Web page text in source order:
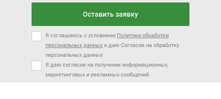
Оставить заявку
Я соглашаюсь с условиями Политики обработки
персональных данных и даю Согласие на обработку
персональных данных
Я даю согласие на получение информационных,
маркетинговых и рекламных сообщений